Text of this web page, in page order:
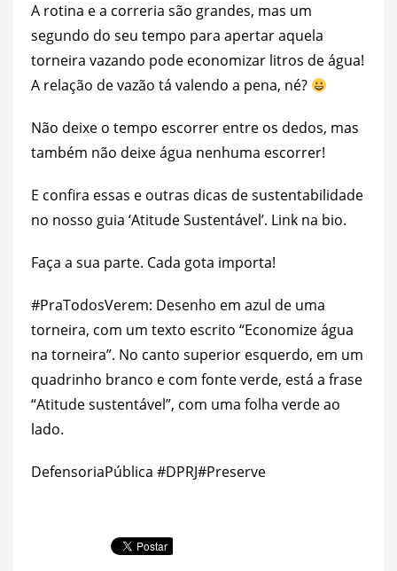
A rotina e a correria são grandes, mas um
segundo do seu tempo para apertar aquela
torneira vazando pode economizar litros de água!
A relação de vazão tá valendo a pena, né?
Não deixe o tempo escorrer entre os dedos, mas
também não deixe água nenhuma escorrer!
E confira essas e outras dicas de sustentabilidade
no nosso guia ‘Atitude Sustentável’. Link na bio.
Faça a sua parte. Cada gota importa!
#PraTodosVerem: Desenho em azul de uma
torneira, com um texto escrito “Economize água
na torneira”. No canto superior esquerdo, em um
quadrinho branco e com fonte verde, está a frase
“Atitude sustentável”, com uma folha verde ao
lado.
DefensoriaPública #DPRJ#Preserve